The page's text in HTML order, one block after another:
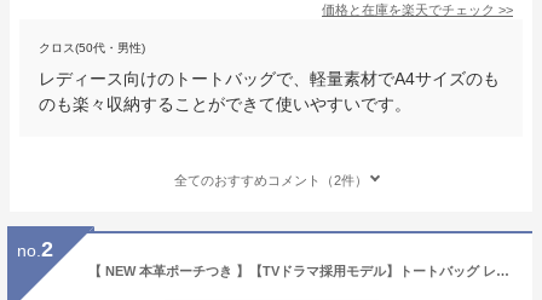
価格と在庫を楽天でチェック >>
クロス(50代・男性)
レディース向けのトートバッグで、軽量素材でA4サイズのも
のも楽々収納することができて使いやすいです。
全てのおすすめコメント（2件）
no. 2
【 NEW 本革ポーチつき 】【TVドラマ採用モデル】トートバッグ レディース 本革 ビジネスバッグ 大きめ A4 大容量 大きい トート レザー マザーズバッグ マザーズ バッグ旅行 通勤 通学 おしゃれ プレゼント 男女兼用 ユニセックス GB1005